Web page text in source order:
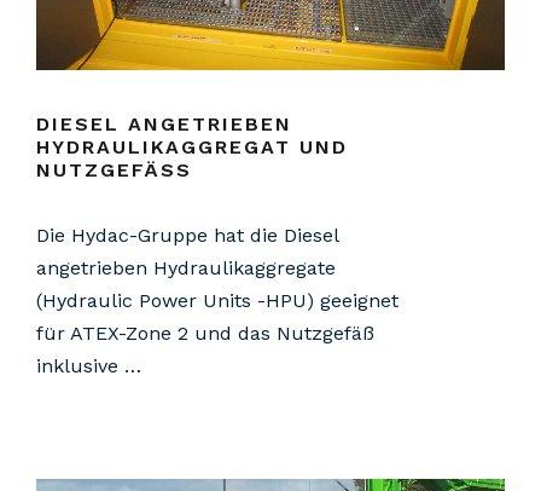
DIESEL ANGETRIEBEN
HYDRAULIKAGGREGAT UND
NUTZGEFÄSS
Die Hydac-Gruppe hat die Diesel
angetrieben Hydraulikaggregate
(Hydraulic Power Units -HPU) geeignet
für ATEX-Zone 2 und das Nutzgefäß
inklusive …